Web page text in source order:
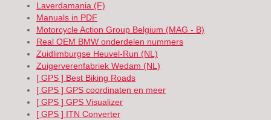
Laverdamania (F)
Manuals in PDF
Motorcycle Action Group Belgium (MAG - B)
Real OEM BMW onderdelen nummers
Zuidlimburgse Heuvel-Run (NL)
Zuigerverenfabriek Wedam (NL)
[ GPS ] Best Biking Roads
[ GPS ] GPS coordinaten en meer
[ GPS ] GPS Visualizer
[ GPS ] ITN Converter